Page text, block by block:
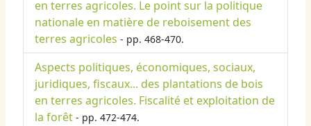
en terres agricoles. Le point sur la politique
nationale en matière de reboisement des
terres agricoles - pp. 468-470.
Aspects politiques, économiques, sociaux,
juridiques, fiscaux... des plantations de bois
en terres agricoles. Fiscalité et exploitation de
la forêt - pp. 472-474.